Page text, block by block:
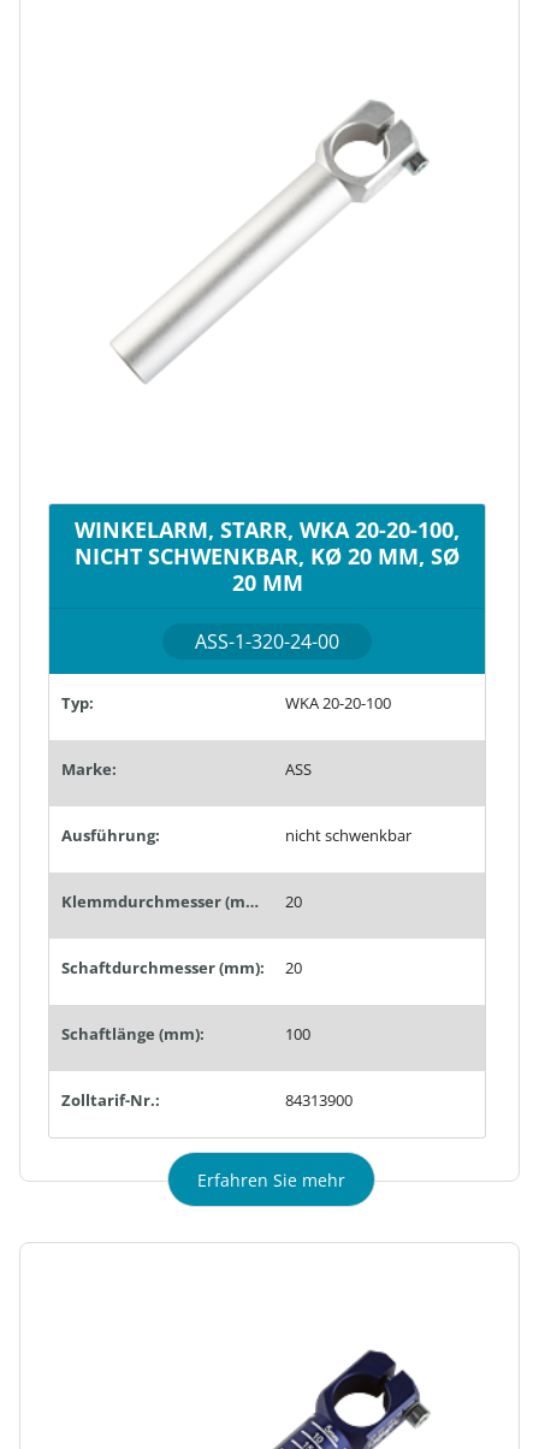
WINKELARM, STARR, WKA 20-20-100,
NICHT SCHWENKBAR, KØ 20 MM, SØ
20 MM
ASS-1-320-24-00
Typ: WKA 20-20-100
Marke: ASS
Ausführung: nicht schwenkbar
Klemmdurchmesser (mm): 20
Schaftdurchmesser (mm): 20
Schaftlänge (mm): 100
Zolltarif-Nr.: 84313900
Erfahren Sie mehr